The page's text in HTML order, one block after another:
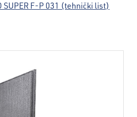
SUPER F-P 031 (tehnički list)